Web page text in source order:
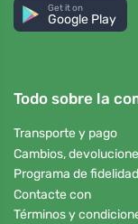
Get it on
Google Play
Todo sobre la
Transporte y pago
Cambios,
Programa de fidelidad
Contacte con
Términos y